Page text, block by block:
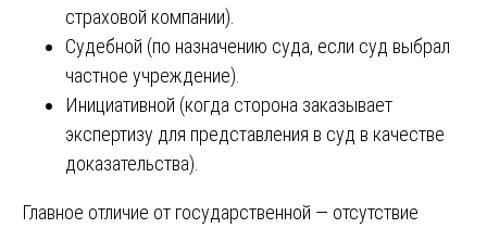
страховой компании).
Судебной (по назначению суда, если суд выбрал
частное учреждение).
Инициативной (когда сторона заказывает
экспертизу для представления в суд в качестве
доказательства).
Главное отличие от государственной — отсутствие